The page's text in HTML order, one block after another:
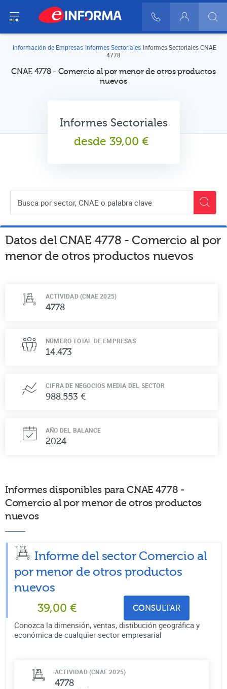
900 10 30 20
Login
Información de Empresas Informes Sectoriales Informes Sectoriales CNAE
4778
CNAE 4778 - Comercio al por menor de otros productos
nuevos
Informes Sectoriales
desde 39,00 €
Datos del CNAE 4778 -Comercio al por
menor de otros productos nuevos
ACTIVIDAD (CNAE 2025)
4778
NÚMERO TOTAL DE EMPRESAS
14.473
CIFRA DE NEGOCIOS MEDIA DEL SECTOR
988.553 €
AÑO DEL BALANCE
2024
Informes disponibles para CNAE 4778 -
Comercio al por menor de otros productos
nuevos
Informe del sector Comercio al
por menor de otros productos
nuevos
39,00 € CONSULTAR
Conozca la dimensión, ventas, distibución geográfica y
económica de cualquier sector empresarial
ACTIVIDAD (CNAE 2025)
4778